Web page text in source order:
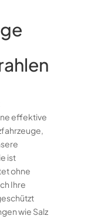
effektive
ist
ohne
Ihre
wie Salz